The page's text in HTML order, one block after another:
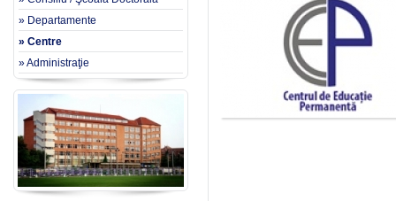
» Departamente
» Centre
» Administraţie